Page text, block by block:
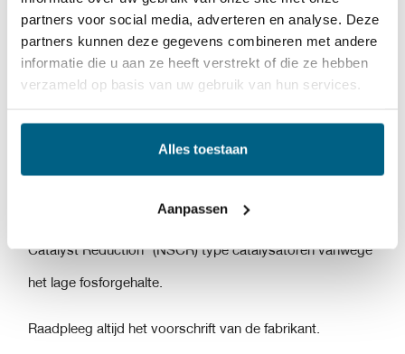
partners voor social media, adverteren en analyse. Deze
partners kunnen deze gegevens combineren met andere
informatie die u aan ze heeft verstrekt of die ze hebben
verzameld op basis van uw gebruik van hun services.
Alles toestaan
Aanpassen
Gasmotor olie MA 40van 77 lubricants is een “Heavy
additief.
Deze olie kan worden toegepast bij “Non Selective
Catalyst Reduction” (NSCR) type catalysatoren vanwege
het lage fosforgehalte.
Raadpleeg altijd het voorschrift van de fabrikant.